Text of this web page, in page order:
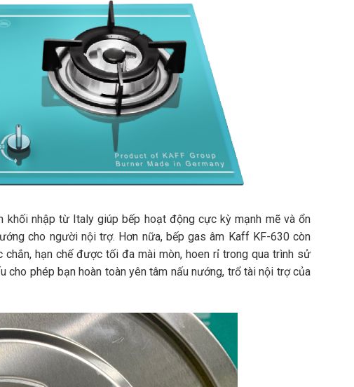
khối nhập từ Italy giúp bếp hoạt động cực kỳ mạnh mẽ và ổn
cho người nội trợ. Hơn nữa, bếp gas âm Kaff KF-630 còn
hạn chế được tối đa mài mòn, hoen rỉ trong qua trình sử
phép bạn hoàn toàn yên tâm nấu nướng, trổ tài nội trợ của